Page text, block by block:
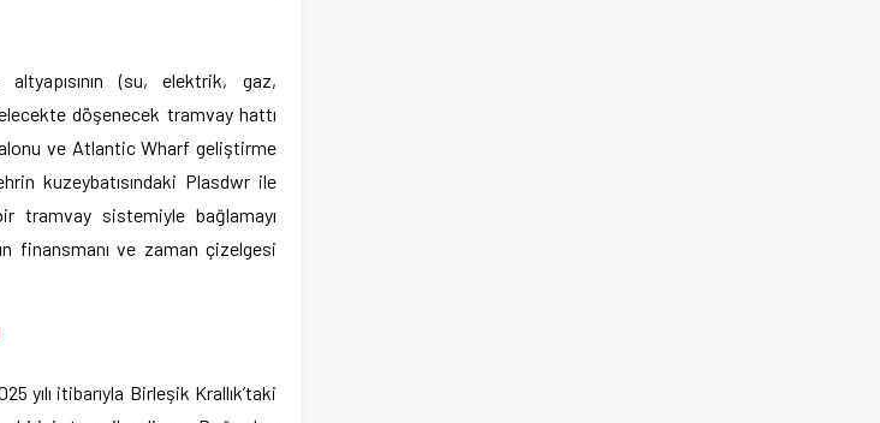
(su, elektrik, gaz,
döşenecek tramvay hattı
ve Atlantic Wharf geliştirme
kuzeybatısındaki Plasdwr ile
tramvay sistemiyle bağlamayı
finansmanı ve zaman çizelgesi
yılı itibarıyla Birleşik Krallık’taki